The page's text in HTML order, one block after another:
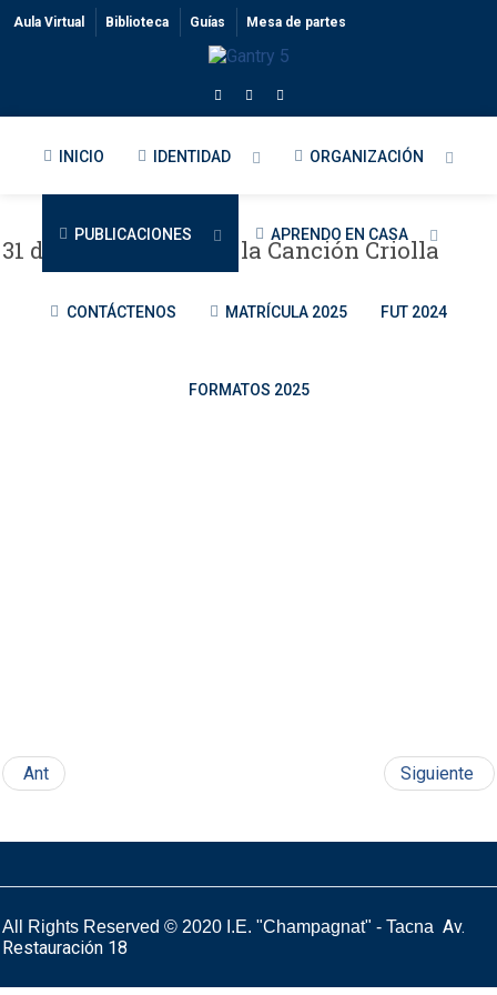
Aula Virtual Biblioteca Guías Mesa de partes
INICIO IDENTIDAD ORGANIZACIÓN
PUBLICACIONES APRENDO EN CASA
CONTÁCTENOS MATRÍCULA 2025 FUT 2024
FORMATOS 2025
31 de octubre - Día de la Canción Criolla
Ant Siguiente
All Rights Reserved © 2020 I.E. "Champagnat" - Tacna Av.
Restauración 18